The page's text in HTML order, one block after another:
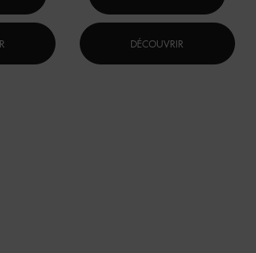
DÉCOUVRIR